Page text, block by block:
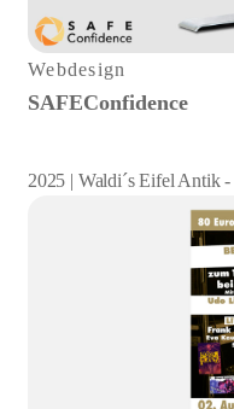
Webdesign
SAFEConfidence
2025 | Waldi´s Eifel Antik